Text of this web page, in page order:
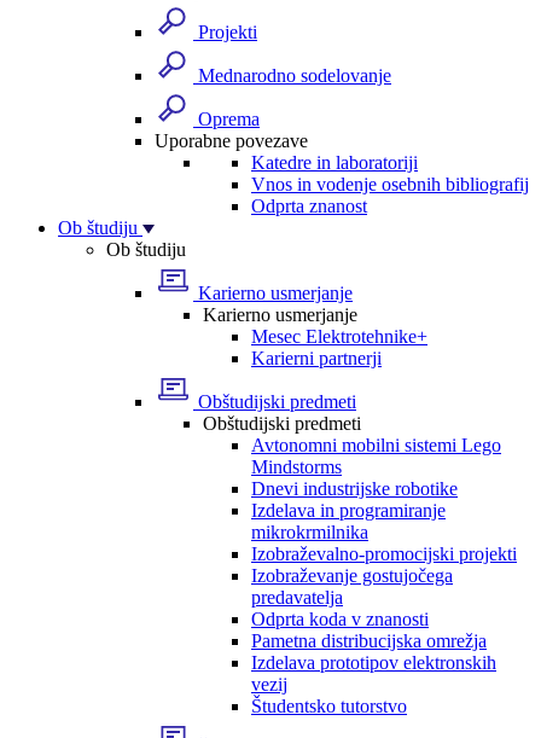
Projekti
Mednarodno sodelovanje
Oprema
Uporabne povezave
Katedre in laboratoriji
Vnos in vodenje osebnih bibliografij
Odprta znanost
Ob študiju
Ob študiju
Karierno usmerjanje
Karierno usmerjanje
Mesec Elektrotehnike+
Karierni partnerji
Obštudijski predmeti
Obštudijski predmeti
Avtonomni mobilni sistemi Lego
Mindstorms
Dnevi industrijske robotike
Izdelava in programiranje
mikrokrmilnika
Izobraževalno-promocijski projekti
Izobraževanje gostujočega
predavatelja
Odprta koda v znanosti
Pametna distribucijska omrežja
Izdelava prototipov elektronskih
vezij
Študentsko tutorstvo